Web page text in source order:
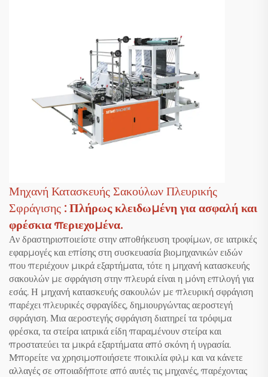
Μηχανή Κατασκευής Σακούλων Πλευρικής
Σφράγισης : Πλήρως κλειδωμένη για ασφαλή και
φρέσκια περιεχομένα.
Αν δραστηριοποιείστε στην αποθήκευση τροφίμων, σε ιατρικές
εφαρμογές και επίσης στη συσκευασία βιομηχανικών ειδών
που περιέχουν μικρά εξαρτήματα, τότε η μηχανή κατασκευής
σακουλών με σφράγιση στην πλευρά είναι η μόνη επιλογή για
εσάς. Η μηχανή κατασκευής σακουλών με πλευρική σφράγιση
παρέχει πλευρικές σφραγίδες, δημιουργώντας αεροστεγή
σφράγιση. Μια αεροστεγής σφράγιση διατηρεί τα τρόφιμα
φρέσκα, τα στείρα ιατρικά είδη παραμένουν στείρα και
προστατεύει τα μικρά εξαρτήματα από σκόνη ή υγρασία.
Μπορείτε να χρησιμοποιήσετε ποικιλία φιλμ και να κάνετε
αλλαγές σε οποιαδήποτε από αυτές τις μηχανές, παρέχοντας